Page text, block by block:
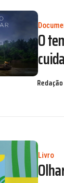
O
Redação
Livro